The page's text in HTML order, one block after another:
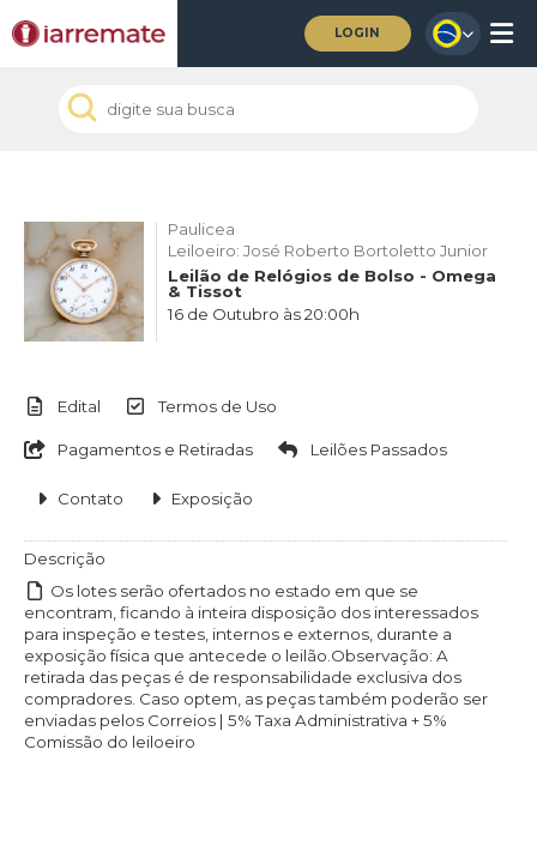
LOGIN
Paulicea
Leiloeiro: José Roberto Bortoletto Junior
Leilão de Relógios de Bolso - Omega
& Tissot
16 de Outubro às 20:00h
Edital Termos de Uso
Pagamentos e Retiradas Leilões Passados
Contato Exposição
Descrição
Os lotes serão ofertados no estado em que se
encontram, ficando à inteira disposição dos interessados
para inspeção e testes, internos e externos, durante a
exposição física que antecede o leilão.Observação: A
retirada das peças é de responsabilidade exclusiva dos
compradores. Caso optem, as peças também poderão ser
enviadas pelos Correios | 5% Taxa Administrativa + 5%
Comissão do leiloeiro